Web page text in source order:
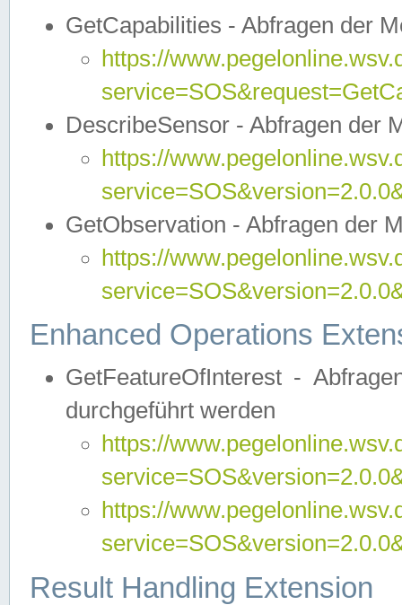
GetCapabilities - Abfragen der
https://
DescribeSensor - Abfragen der
https://
GetObservation - Abfragen der
https://
Enhanced Operations
GetFeatureOfInterest -
durchgeführt werden
https://
https://
Result Handling Extension